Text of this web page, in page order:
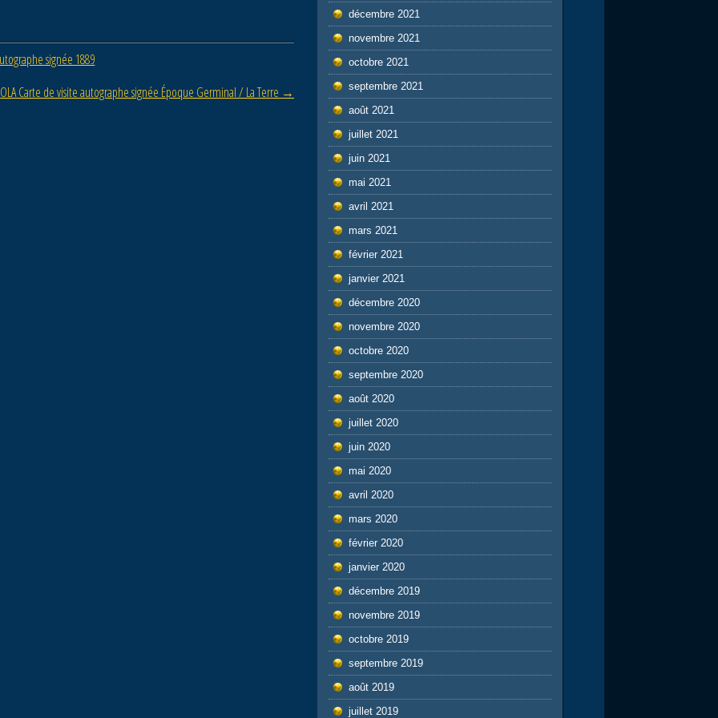
signée 1889
Carte de visite autographe signée Époque Germinal / La Terre →
décembre 2021
novembre 2021
octobre 2021
septembre 2021
août 2021
juillet 2021
juin 2021
mai 2021
avril 2021
mars 2021
février 2021
janvier 2021
décembre 2020
novembre 2020
octobre 2020
septembre 2020
août 2020
juillet 2020
juin 2020
mai 2020
avril 2020
mars 2020
février 2020
janvier 2020
décembre 2019
novembre 2019
octobre 2019
septembre 2019
août 2019
juillet 2019